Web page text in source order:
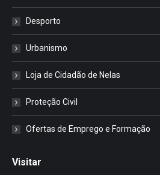
Desporto
Urbanismo
Loja de Cidadão de Nelas
Proteção Civil
Ofertas de Emprego e Formação
Visitar